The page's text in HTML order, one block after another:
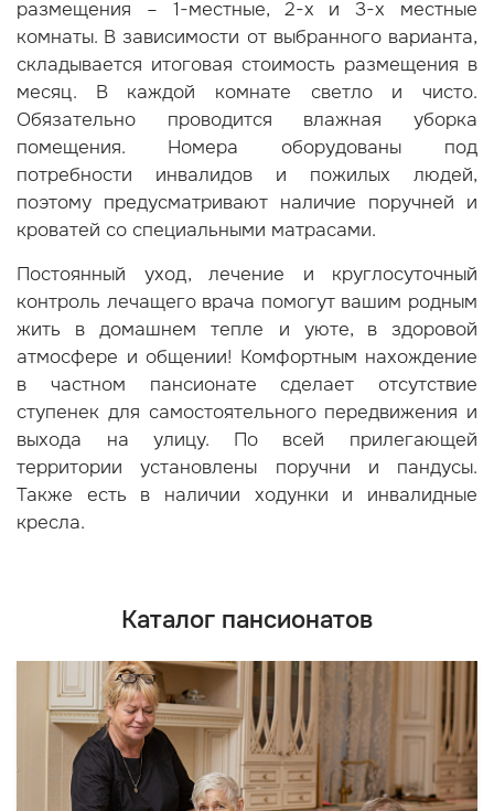
размещения – 1-местные, 2-х и 3-х местные
комнаты. В зависимости от выбранного варианта,
складывается итоговая стоимость размещения в
месяц. В каждой комнате светло и чисто.
Обязательно проводится влажная уборка
помещения. Номера оборудованы под
потребности инвалидов и пожилых людей,
поэтому предусматривают наличие поручней и
кроватей со специальными матрасами.
Постоянный уход, лечение и круглосуточный
контроль лечащего врача помогут вашим родным
жить в домашнем тепле и уюте, в здоровой
атмосфере и общении! Комфортным нахождение
в частном пансионате сделает отсутствие
ступенек для самостоятельного передвижения и
выхода на улицу. По всей прилегающей
территории установлены поручни и пандусы.
Также есть в наличии ходунки и инвалидные
кресла.
Каталог пансионатов